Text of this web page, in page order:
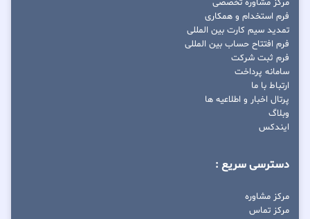
مرکز مشاوره تخصصی
فرم استخدام و همکاری
تمدید سیم کارت بین المللی
فرم افتتاح حساب بین المللی
فرم ثبت شرکت
سامانه پرداخت
ارتباط با ما
پرتال اخبار و اطلاعیه ها
وبلاگ
ایندکس
دسترسی سریع :
مرکز مشاوره
مرکز تماس